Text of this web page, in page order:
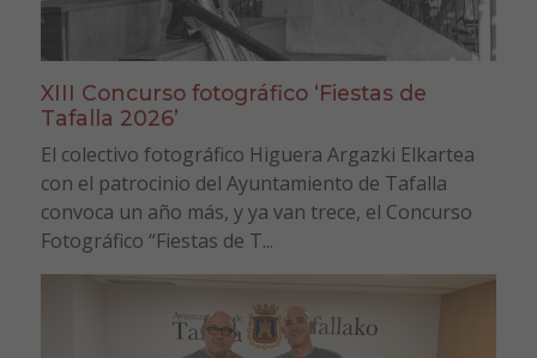
XIII Concurso fotográfico ‘Fiestas de
Tafalla 2026’
El colectivo fotográfico Higuera Argazki Elkartea
con el patrocinio del Ayuntamiento de Tafalla
convoca un año más, y ya van trece, el Concurso
Fotográfico “Fiestas de T...